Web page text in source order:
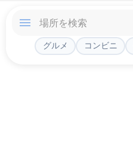
グルメ コンビニ